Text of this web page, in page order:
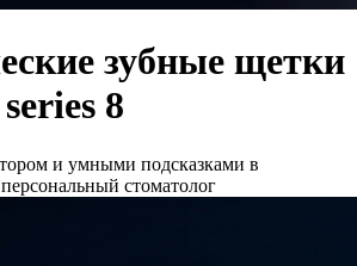
зубные щетки
8
и умными подсказками в
стоматолог